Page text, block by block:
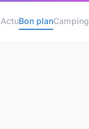
ActuBon planCamping